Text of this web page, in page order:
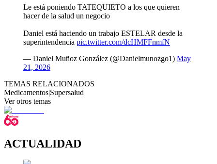
Le está poniendo TATEQUIETO a los que quieren
hacer de la salud un negocio
Daniel está haciendo un trabajo ESTELAR desde la
superintendencia pic.twitter.com/dcHMFFnmfN
— Daniel Muñoz González (@Danielmunozgo1) May
21, 2026
TEMAS RELACIONADOS
Medicamentos|Supersalud
Ver otros temas
ACTUALIDAD